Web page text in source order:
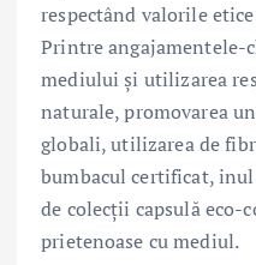
respectând valorile
Printre angajamentele-
mediului și utilizarea
naturale, promovarea
globali, utilizarea de
bumbacul certificat,
de colecții capsulă eco-
prietenoase cu mediul.